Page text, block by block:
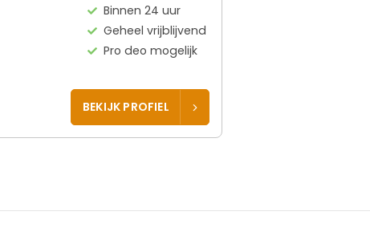
Binnen 24 uur
Geheel vrijblijvend
Pro deo mogelijk
BEKIJK PROFIEL